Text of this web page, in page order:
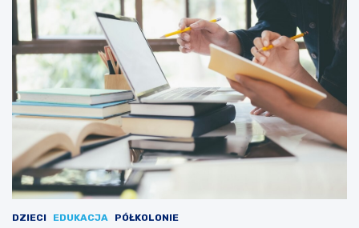
DZIECI EDUKACJA PÓŁKOLONIE